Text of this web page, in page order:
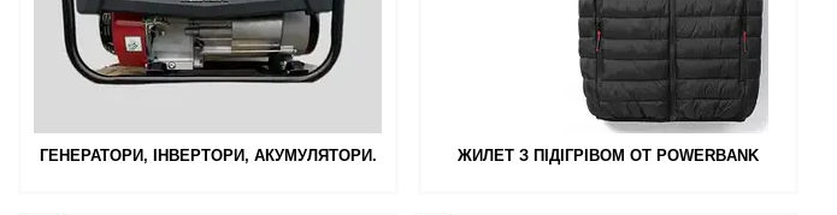
ГЕНЕРАТОРИ, ІНВЕРТОРИ, АКУМУЛЯТОРИ. ЖИЛЕТ З ПІДІГРІВОМ ОТ POWERBANK